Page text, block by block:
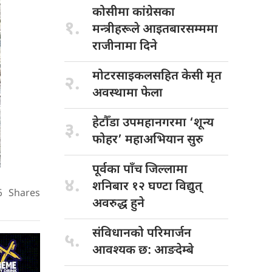
Shares
१.
कोसीमा कांग्रेसका
मन्त्रीहरूले आइतबारसम्ममा
राजीनामा दिने
२. मोटरसाइकलसहित केसीमृत
अवस्थामा फेला
३. हेटौँडा उपमहानगरमा ‘शून्य
फोहर’ महाअभियान सुरु
४.
पूर्वका पाँचजिल्लामा
शनिबार १२ घण्टा विद्युत्
अवरुद्ध हुने
५.
संविधानको परिमार्जन
आवश्यक छ: आङदेम्बे